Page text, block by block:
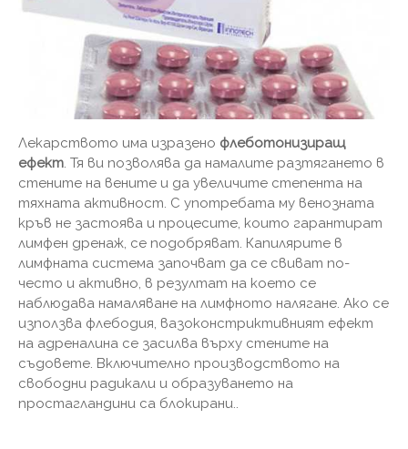
Лекарството има изразено флеботонизиращ
ефект. Тя ви позволява да намалите разтягането в
стените на вените и да увеличите степента на
тяхната активност. С употребата му венозната
кръв не застоява и процесите, които гарантират
лимфен дренаж, се подобряват. Капилярите в
лимфната система започват да се свиват по-
често и активно, в резултат на което се
наблюдава намаляване на лимфното налягане. Ако се
използва флебодия, вазоконстриктивният ефект
на адреналина се засилва върху стените на
съдовете. Включително производството на
свободни радикали и образуването на
простагландини са блокирани..